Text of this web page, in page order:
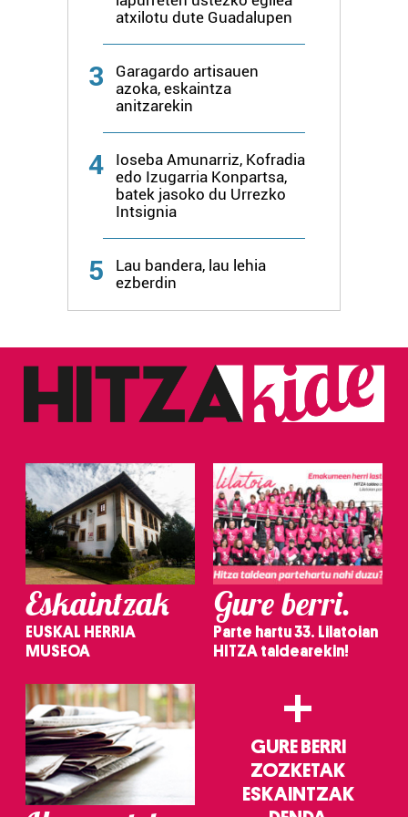
atxilotu dute Guadalupen
3
Garagardo artisauen
azoka, eskaintza
anitzarekin
4
Ioseba Amunarriz, Kofradia
edo Izugarria Konpartsa,
batek jasoko du Urrezko
Intsignia
5
Lau bandera, lau lehia
ezberdin
Eskaintzak
EUSKAL HERRIA
MUSEOA
Gure berri.
Parte hartu 33. Lilatoian
HITZA taldearekin!
+
GURE BERRI
ZOZKETAK
ESKAINTZAK